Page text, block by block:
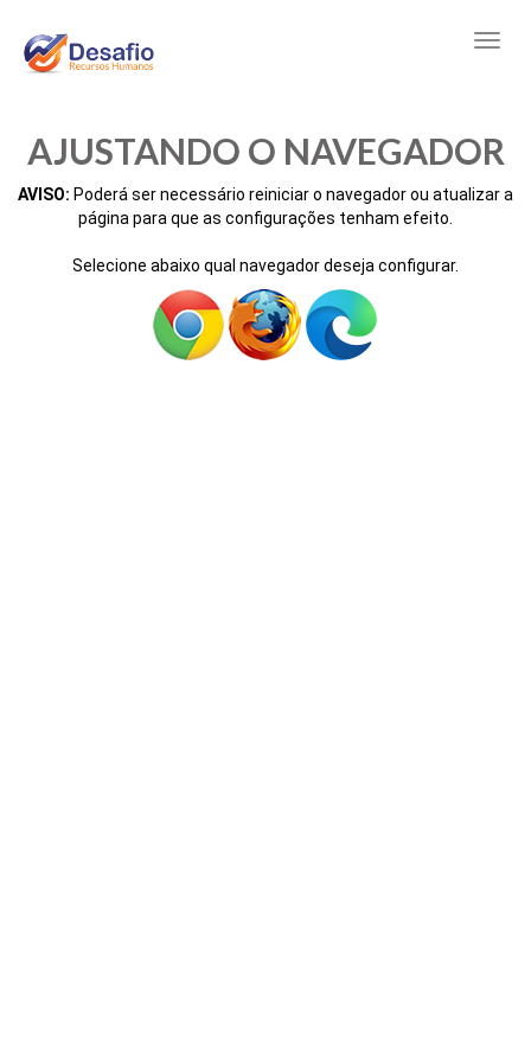
AJUSTANDO O NAVEGADOR
AVISO: Poderá ser necessário reiniciar o navegador ou atualizar a
página para que as configurações tenham efeito.
Selecione abaixo qual navegador deseja configurar.